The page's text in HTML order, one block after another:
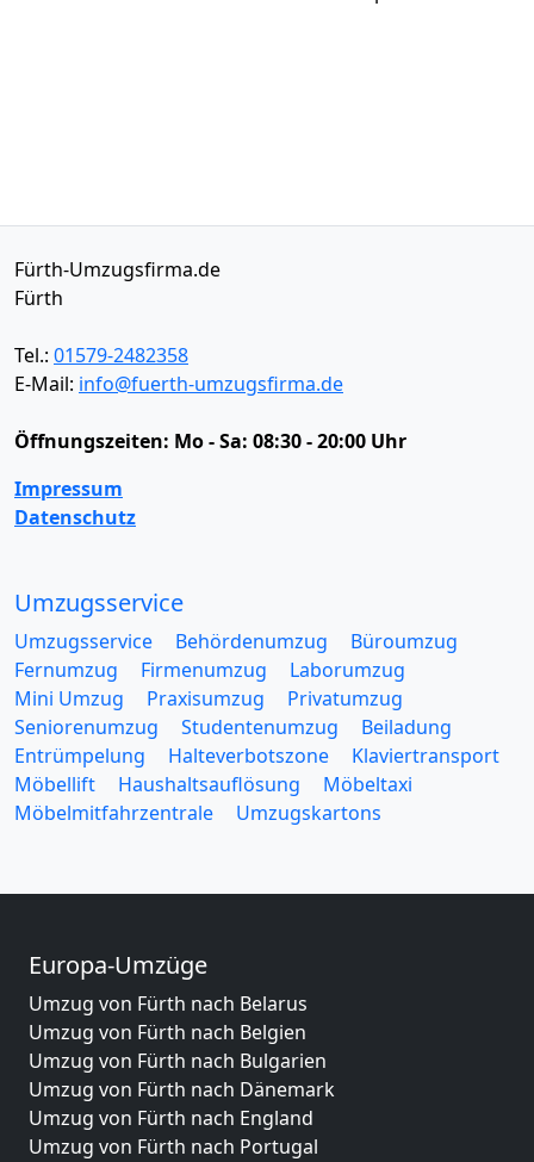
Fürth-Umzugsfirma.de
Fürth
Tel.: 01579-2482358
E-Mail: info@fuerth-umzugsfirma.de
Öffnungszeiten: Mo - Sa: 08:30 - 20:00 Uhr
Impressum
Datenschutz
Umzugsservice
Umzugsservice Behördenumzug
Büroumzug
Fernumzug
Firmenumzug
Laborumzug
Mini Umzug
Praxisumzug
Privatumzug
Seniorenumzug
Studentenumzug
Beiladung
Entrümpelung
Halteverbotszone
Klaviertransport
Möbellift
Haushaltsauflösung
Möbeltaxi
Möbelmitfahrzentrale
Umzugskartons
Europa-Umzüge
Umzug von Fürth nach Belarus
Umzug von Fürth nach Belgien
Umzug von Fürth nach Bulgarien
Umzug von Fürth nach Dänemark
Umzug von Fürth nach England
Umzug von Fürth nach Portugal